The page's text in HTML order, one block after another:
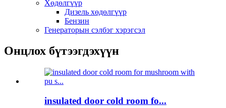
Хөдөлгүүр
Дизель хөдөлгүүр
Бензин
Генераторын сэлбэг хэрэгсэл
Онцлох бүтээгдэхүүн
insulated door cold room fo...